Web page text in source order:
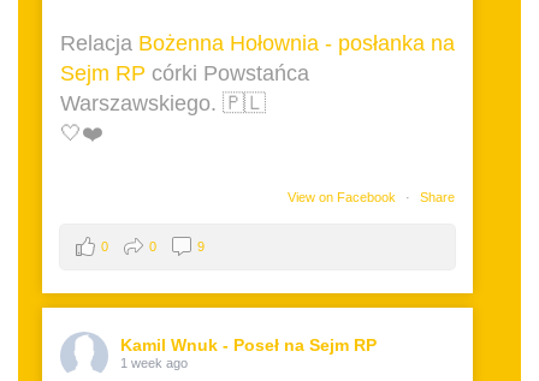
Relacja Bożenna Hołownia - posłanka na
Sejm RP córki Powstańca
Warszawskiego. 🇵🇱
🤍❤️
View on Facebook · Share
0 0 9
Kamil Wnuk - Poseł na Sejm RP
1 week ago